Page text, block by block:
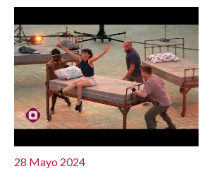
28 Mayo 2024